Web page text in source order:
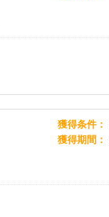
獲得条件
獲得期間